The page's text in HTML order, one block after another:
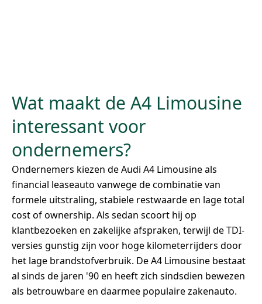
Wat maakt de A4 Limousine
interessant voor
ondernemers?
Ondernemers kiezen de Audi A4 Limousine als
financial leaseauto vanwege de combinatie van
formele uitstraling, stabiele restwaarde en lage total
cost of ownership. Als sedan scoort hij op
klantbezoeken en zakelijke afspraken, terwijl de TDI-
versies gunstig zijn voor hoge kilometerrijders door
het lage brandstofverbruik. De A4 Limousine bestaat
al sinds de jaren '90 en heeft zich sindsdien bewezen
als betrouwbare en daarmee populaire zakenauto.